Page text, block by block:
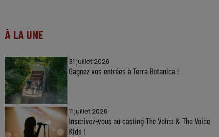
À LA UNE
31 juillet 2026
Gagnez vos entrées à Terra Botanica !
11 juillet 2026
Inscrivez-vous au casting The Voice & The Voice
Kids !